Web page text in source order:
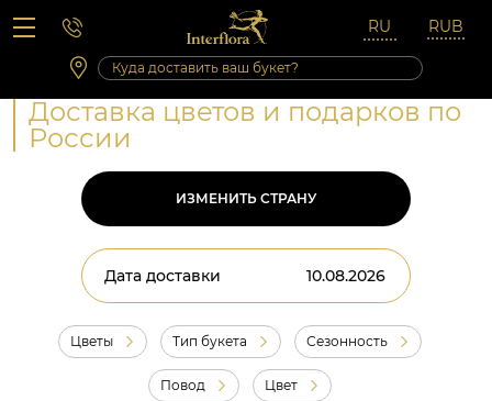
Вопросы-ответы
Сб 10:00 ‐ 14:00
Выходные и праздничные дни
Доставка цветов и подарков по
России
ИЗМЕНИТЬ СТРАНУ
Дата доставки
Цветы Тип букета Сезонность
Повод Цвет